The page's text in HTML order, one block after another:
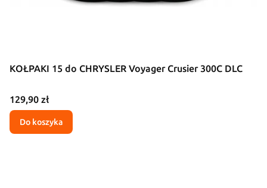
KOŁPAKI 15 do CHRYSLER Voyager Crusier 300C DLC
Cena
129,90 zł
Do koszyka